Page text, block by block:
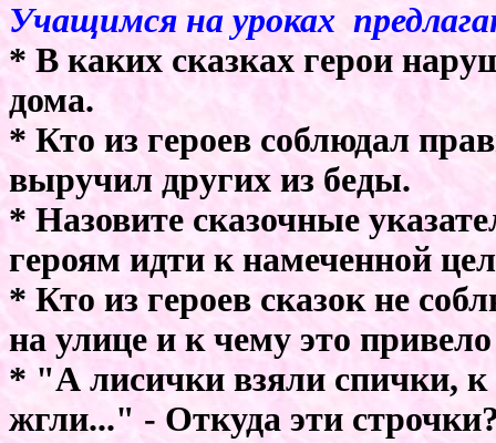
Учащимся на уроках
* В каких сказках герои
дома.
* Кто из героев соблюдал
выручил других из беды.
* Назовите сказочные
героям идти к намеченной
* Кто из героев сказок не
на улице и к чему это
* "А лисички взяли спички,
жгли..." - Откуда эти